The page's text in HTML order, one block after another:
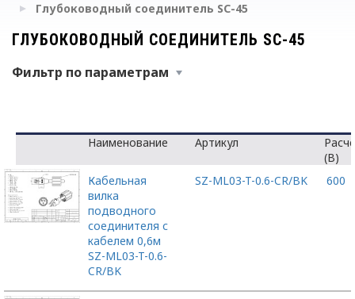
Глубоководный соединитель SC-45
ГЛУБОКОВОДНЫЙ СОЕДИНИТЕЛЬ SC-45
Фильтр по параметрам
Наименование Артикул
(В)
Кабельная
вилка
подводного
соединителя с
кабелем 0,6м
SZ-ML03-T-0.6-
CR/BK
SZ-ML03-T-0.6-CR/BK 600